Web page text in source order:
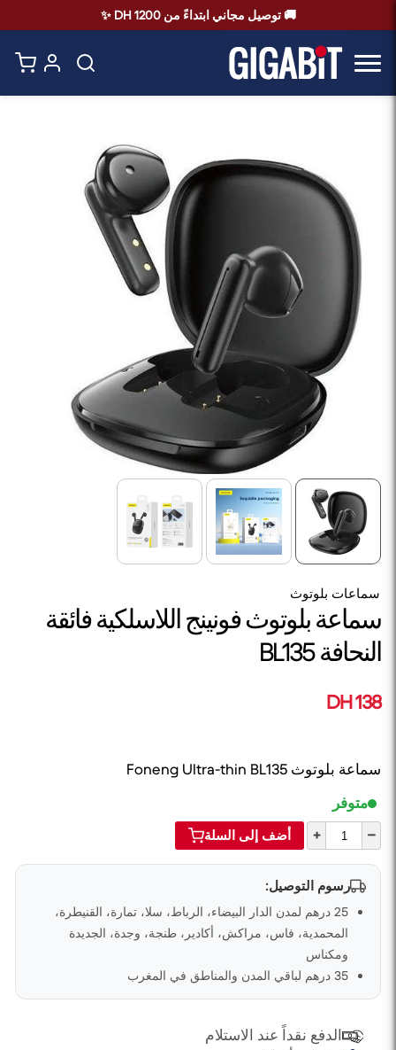
🚚 توصيل مجاني ابتداءً من 1200 DH ✨
سماعات بلوتوث
سماعة بلوتوث فونينج اللاسلكية فائقة
النحافة BL135
138 DH
سماعة بلوتوث Foneng Ultra-thin BL135
متوفر
–
+ أضف إلى السلة
رسوم التوصيل:
25 درهم لمدن الدار البيضاء، الرباط، سلا، تمارة، القنيطرة،
المحمدية، فاس، مراكش، أكادير، طنجة، وجدة، الجديدة
ومكناس
35 درهم لباقي المدن والمناطق في المغرب
الدفع نقداً عند الاستلام